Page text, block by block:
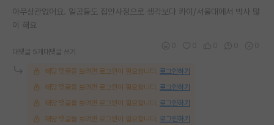
재팬라운지 🌸
아무상관없어요. 일공들도 집안사정으로 생각보다 카이/서울대에서 박사 많
이 해요
대댓글 5개 대댓글 쓰기
해당 댓글을 보려면 로그인이 필요합니다. 로그인하기
해당 댓글을 보려면 로그인이 필요합니다. 로그인하기
해당 댓글을 보려면 로그인이 필요합니다. 로그인하기
해당 댓글을 보려면 로그인이 필요합니다. 로그인하기